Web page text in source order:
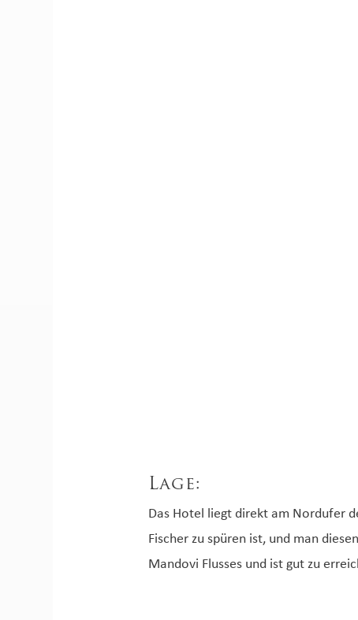
Lage:
Das Hotel liegt direkt am Nordufer
Fischer zu spüren ist, und man
Mandovi Flusses und ist gut zu